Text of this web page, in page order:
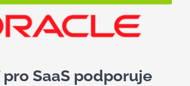
pro SaaS podporuje